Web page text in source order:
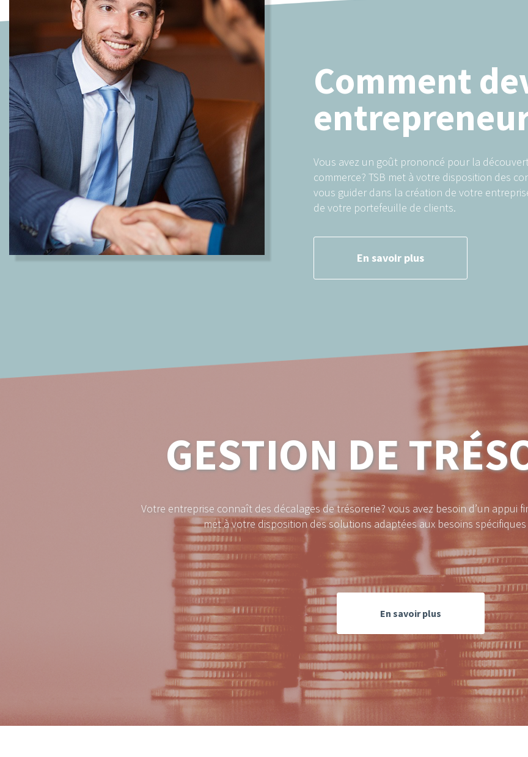
Comment
Vous avez un goût prononcé pour la
commerce? TSB met à votre disposition des
vous guider dans la création de votre
de votre portefeuille de clients.
En savoir plus
GESTION DE
Votre entreprise connaît des décalages de trésorerie? vous avez besoin d’un appui
met à votre disposition des solutions adaptées aux besoins
En savoir plus